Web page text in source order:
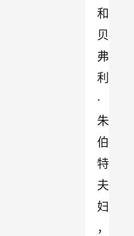
和
贝
弗
利
·
朱
伯
特
夫
妇
，